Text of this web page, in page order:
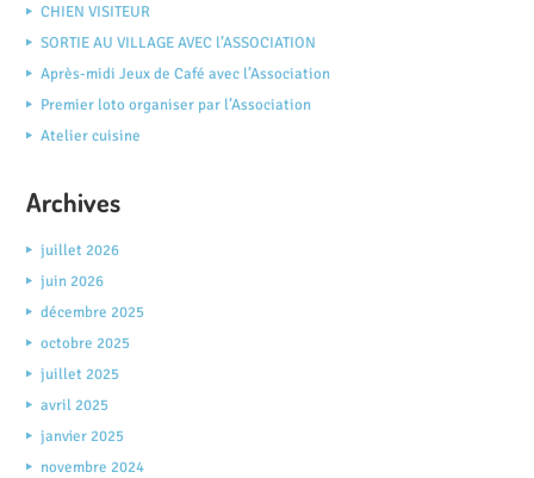
CHIEN VISITEUR
SORTIE AU VILLAGE AVEC l’ASSOCIATION
Après-midi Jeux de Café avec l’Association
Premier loto organiser par l’Association
Atelier cuisine
Archives
juillet 2026
juin 2026
décembre 2025
octobre 2025
juillet 2025
avril 2025
janvier 2025
novembre 2024